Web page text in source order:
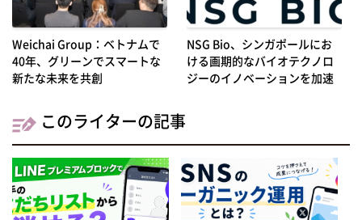
Weichai Group：ベトナムで
40年、グリーンでスマートな
新たな未来を共創
NSG Bio、シンガポールにお
ける画期的なバイオテクノロ
ジーのイノベーションを加速
このライターの記事